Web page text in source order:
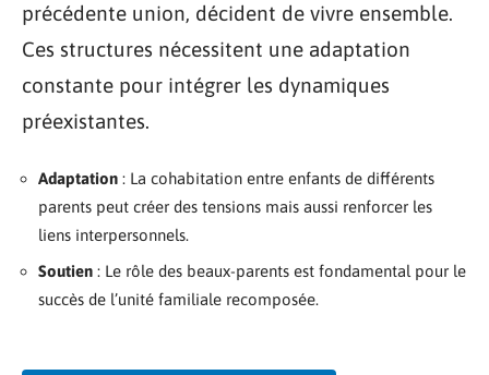
précédente union, décident de vivre ensemble.
Ces structures nécessitent une adaptation
constante pour intégrer les dynamiques
préexistantes.
Adaptation : La cohabitation entre enfants de différents
parents peut créer des tensions mais aussi renforcer les
liens interpersonnels.
Soutien : Le rôle des beaux-parents est fondamental pour le
succès de l’unité familiale recomposée.